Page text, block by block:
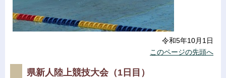
令和5年10月1日
このページの先頭へ
県新人陸上競技大会（1日目）